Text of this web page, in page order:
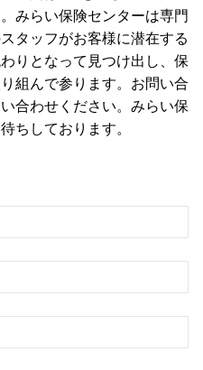
みらい保険センターは専門
タッフがお客様に潜在する
りとなって見つけ出し、保
組んで参ります。お問い合
合わせください。みらい保
ちしております。